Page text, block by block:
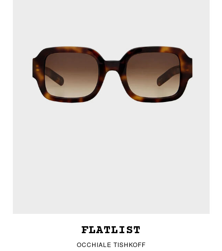
FLATLIST
OCCHIALE TISHKOFF